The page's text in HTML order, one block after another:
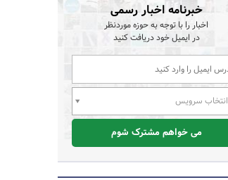
خبرنامه اخبار رسمی
اخبار را با توجه به حوزه موردنظر
در ایمیل خود دریافت کنید
انتخاب سرویس
می خواهم مشترک شوم